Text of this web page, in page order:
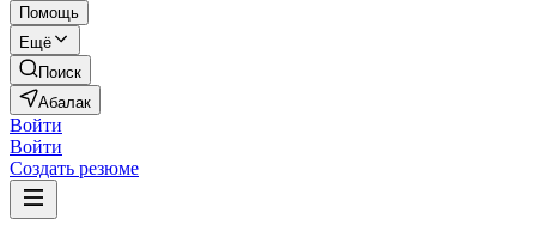
Помощь
Ещё
Поиск
Абалак
Войти
Войти
Создать резюме